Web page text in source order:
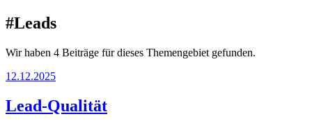
#Leads
Wir haben 4 Beiträge für dieses Themengebiet gefunden.
12.12.2025
Lead-Qualität